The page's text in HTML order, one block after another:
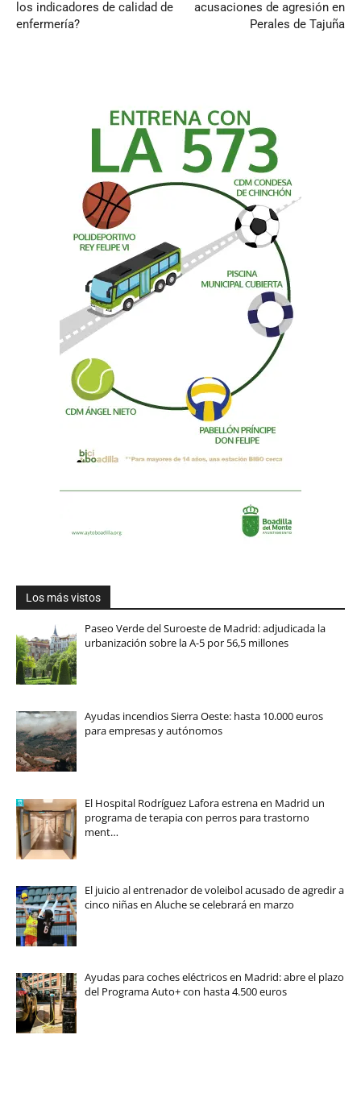
los indicadores de calidad de
enfermería?
acusaciones de agresión en
Perales de Tajuña
Los más vistos
Paseo Verde del Suroeste de Madrid: adjudicada la
urbanización sobre la A-5 por 56,5 millones
Ayudas incendios Sierra Oeste: hasta 10.000 euros
para empresas y autónomos
El Hospital Rodríguez Lafora estrena en Madrid un
programa de terapia con perros para trastorno
ment…
El juicio al entrenador de voleibol acusado de agredir a
cinco niñas en Aluche se celebrará en marzo
Ayudas para coches eléctricos en Madrid: abre el plazo
del Programa Auto+ con hasta 4.500 euros